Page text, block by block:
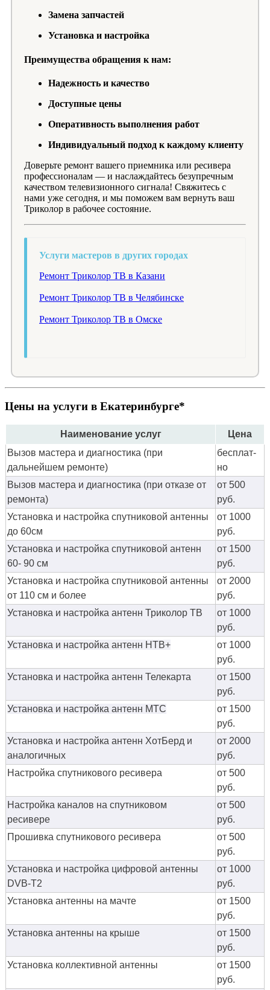
Замена запчастей
Установка и настройка
Преимущества обращения к нам:
Надежность и качество
Доступные цены
Оперативность выполнения работ
Индивидуальный подход к каждому клиенту
Доверьте ремонт вашего приемника или ресивера
профессионалам — и наслаждайтесь безупречным
качеством телевизионного сигнала! Свяжитесь с
нами уже сегодня, и мы поможем вам вернуть ваш
Триколор в рабочее состояние.
Услуги мастеров в других городах
Ремонт Триколор ТВ в Казани
Ремонт Триколор ТВ в Челябинске
Ремонт Триколор ТВ в Омске
Цены на услуги в Екатеринбурге*
Наименование услуг
Цена
Вызов мастера и диагностика (при
дальнейшем ремонте)
бес­плат­
но
Вызов мастера и диагностика (при отказе от
ремонта)
от 500
руб.
Установка и настройка спутниковой антенны
до 60см
от 1000
руб.
Установка и настройка спутниковой антенн
60- 90 см
от 1500
руб.
Установка и настройка спутниковой антенны
от 110 см и более
от 2000
руб.
Установка и настройка антенн Триколор ТВ
от 1000
руб.
Установка и настройка антенн НТВ+
от 1000
руб.
Установка и настройка антенн Телекарта
от 1500
руб.
Установка и настройка антенн МТС
от 1500
руб.
Установка и настройка антенн ХотБерд и
аналогичных
от 2000
руб.
Настройка спутникового ресивера
от 500
руб.
Настройка каналов на спутниковом
ресивере
от 500
руб.
Прошивка спутникового ресивера
от 500
руб.
Установка и настройка цифровой антенны
DVB-T2
от 1000
руб.
Установка антенны на мачте
от 1500
руб.
Установка антенны на крыше
от 1500
руб.
Установка коллективной антенны
от 1500
руб.